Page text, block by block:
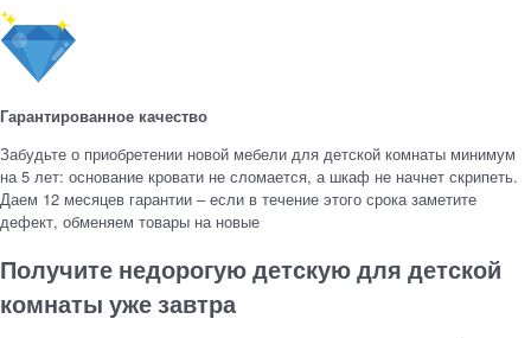
Гарантированное качество
Забудьте о приобретении новой мебели для детской комнаты минимум
на 5 лет: основание кровати не сломается, а шкаф не начнет скрипеть.
Даем 12 месяцев гарантии – если в течение этого срока заметите
дефект, обменяем товары на новые
Получите недорогую детскую для детской
комнаты уже завтра